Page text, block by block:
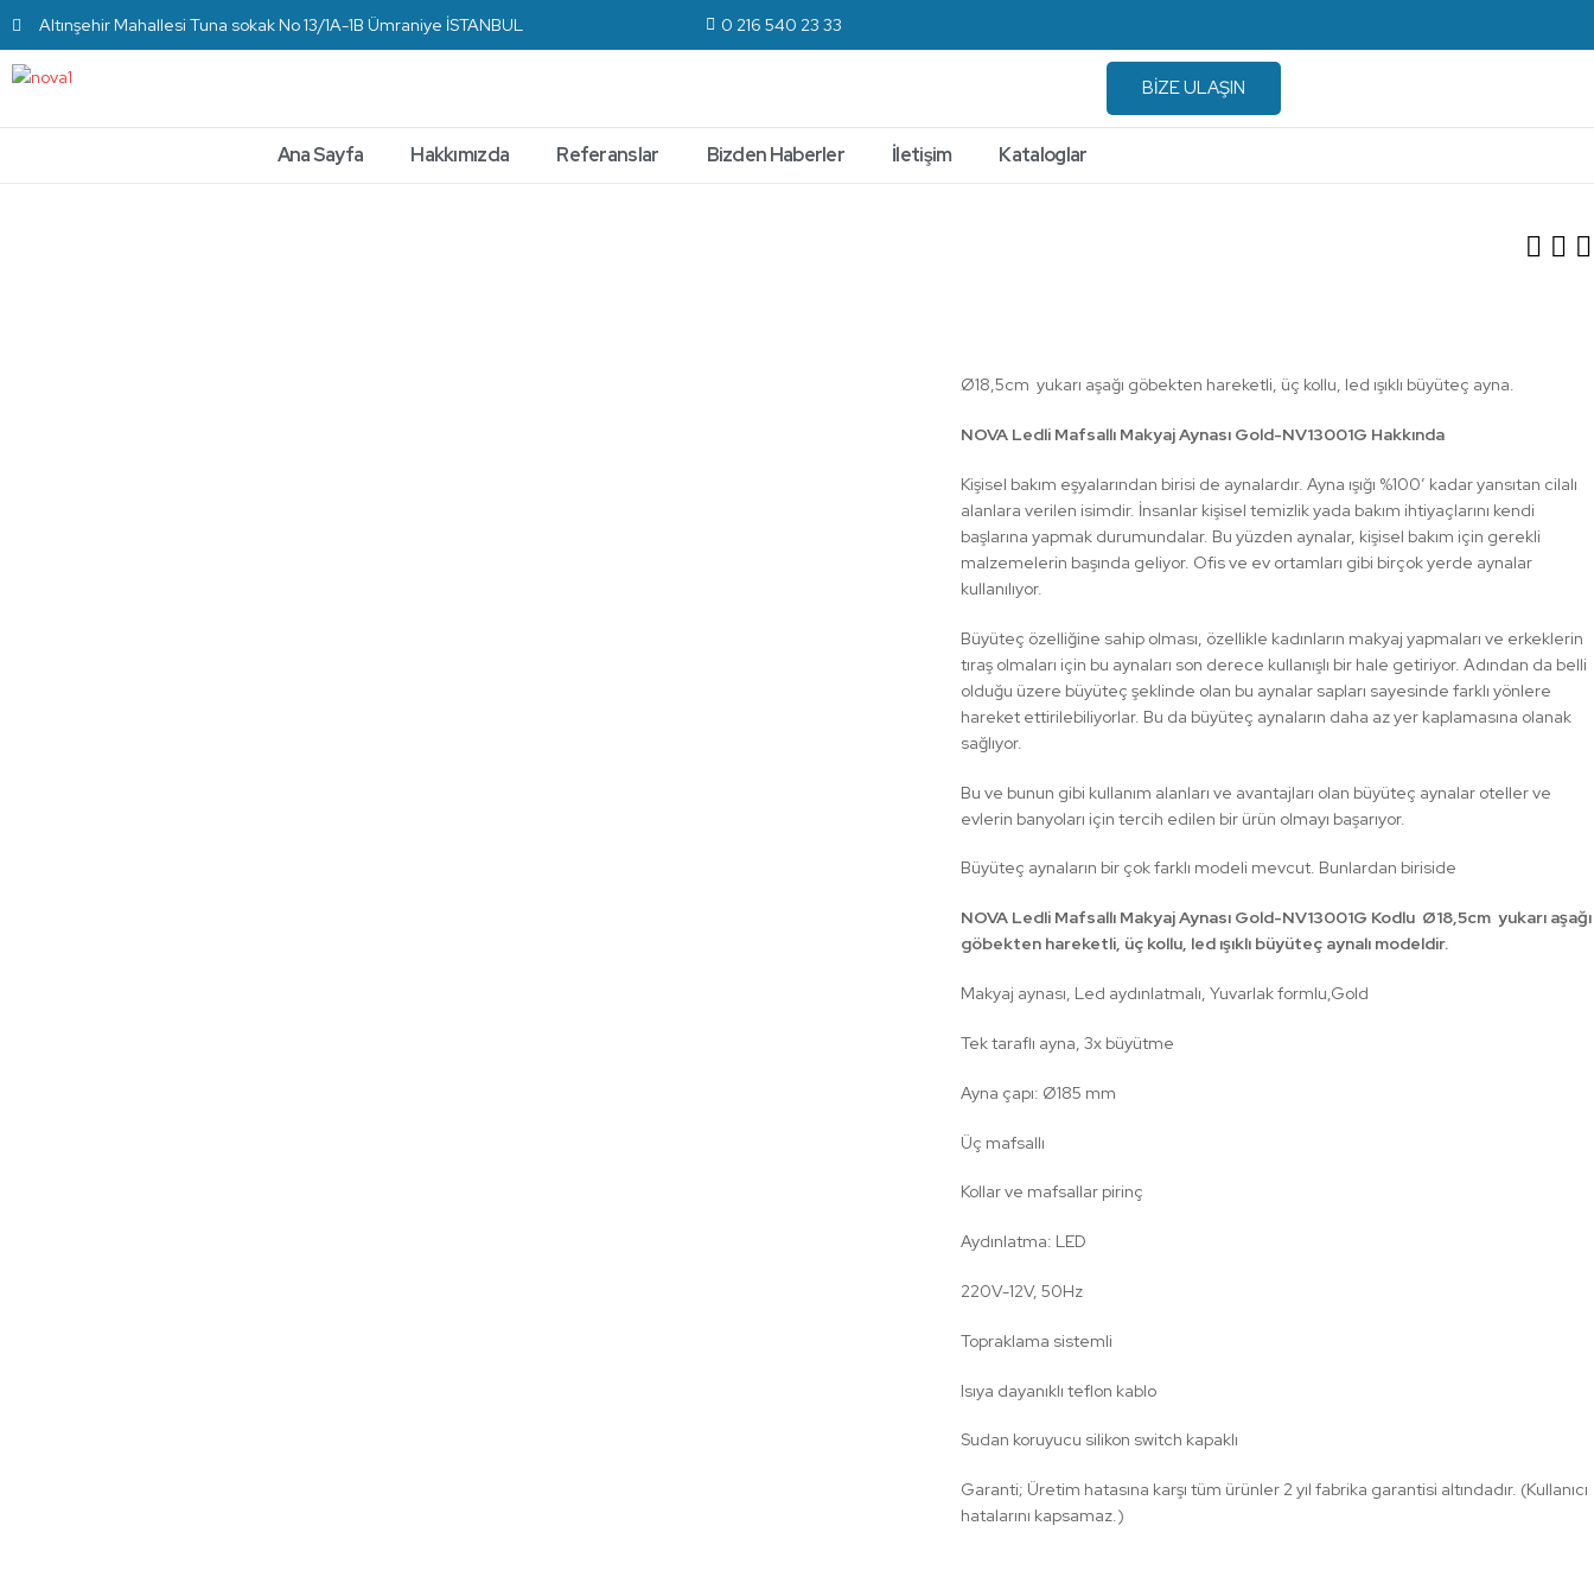
Altınşehir Mahallesi Tuna sokak No 13/1A-1B Ümraniye İSTANBUL 0 216 540 23 33
BİZE ULAŞIN
Ana Sayfa Hakkımızda Referanslar Bizden Haberler İletişim Kataloglar
Ø18,5cm yukarı aşağı göbekten hareketli, üç kollu, led ışıklı büyüteç ayna.
NOVA Ledli Mafsallı Makyaj Aynası Gold-NV13001G Hakkında
Kişisel bakım eşyalarından birisi de aynalardır. Ayna ışığı %100′ kadar yansıtan cilalı
alanlara verilen isimdir. İnsanlar kişisel temizlik yada bakım ihtiyaçlarını kendi
başlarına yapmak durumundalar. Bu yüzden aynalar, kişisel bakım için gerekli
malzemelerin başında geliyor. Ofis ve ev ortamları gibi birçok yerde aynalar
kullanılıyor.
Büyüteç özelliğine sahip olması, özellikle kadınların makyaj yapmaları ve erkeklerin
tıraş olmaları için bu aynaları son derece kullanışlı bir hale getiriyor. Adından da belli
olduğu üzere büyüteç şeklinde olan bu aynalar sapları sayesinde farklı yönlere
hareket ettirilebiliyorlar. Bu da büyüteç aynaların daha az yer kaplamasına olanak
sağlıyor.
Bu ve bunun gibi kullanım alanları ve avantajları olan büyüteç aynalar oteller ve
evlerin banyoları için tercih edilen bir ürün olmayı başarıyor.
Büyüteç aynaların bir çok farklı modeli mevcut. Bunlardan biriside
NOVA Ledli Mafsallı Makyaj Aynası Gold-NV13001G Kodlu Ø18,5cm yukarı aşağı
göbekten hareketli, üç kollu, led ışıklı büyüteç aynalı modeldir.
Makyaj aynası, Led aydınlatmalı, Yuvarlak formlu,Gold
Tek taraflı ayna, 3x büyütme
Ayna çapı: Ø185 mm
Üç mafsallı
Kollar ve mafsallar pirinç
Aydınlatma: LED
220V-12V, 50Hz
Topraklama sistemli
Isıya dayanıklı teflon kablo
Sudan koruyucu silikon switch kapaklı
Garanti; Üretim hatasına karşı tüm ürünler 2 yıl fabrika garantisi altındadır. (Kullanıcı
hatalarını kapsamaz.)